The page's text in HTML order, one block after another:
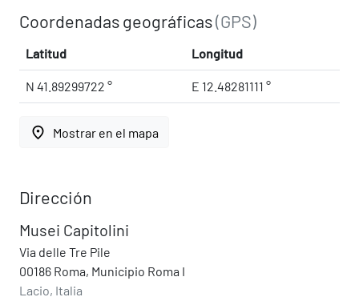
Coordenadas geográficas(GPS)
Latitud Longitud
N 41.89299722 ° E 12.48281111 °
place Mostrar en el mapa
Dirección
Musei Capitolini
Via delle Tre Pile
00186 Roma, Municipio Roma I
Lacio, Italia